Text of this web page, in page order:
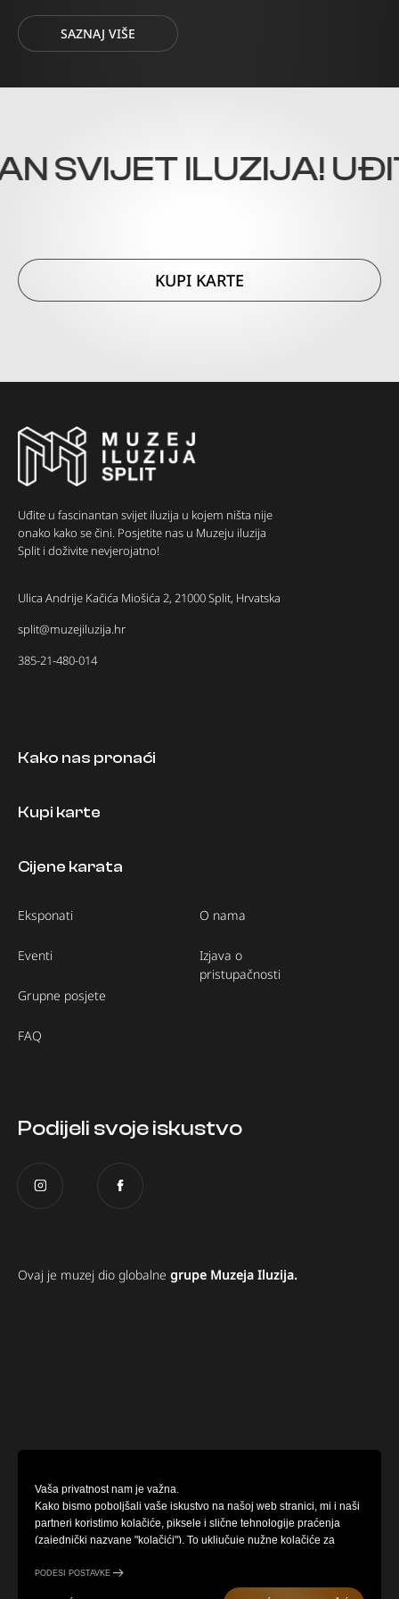
SAZNAJ VIŠE
SVIJET ILUZIJA!
KUPI KARTE
Uđite u fascinantan svijet iluzija u kojem ništa nije
onako kako se čini. Posjetite nas u Muzeju iluzija
Split i doživite nevjerojatno!
Ulica Andrije Kačića Miošića 2, 21000 Split, Hrvatska
split@muzejiluzija.hr
385-21-480-014
Kako nas pronaći
Kupi karte
Cijene karata
Eksponati
Eventi
Grupne posjete
FAQ
O nama
Izjava o
pristupačnosti
Podijeli svoje iskustvo
Ovaj je muzej dio globalne grupe Muzeja Iluzija.
Vaša privatnost nam je važna.
Kako bismo poboljšali vaše iskustvo na našoj web stranici, mi i naši
partneri koristimo kolačiće, piksele i slične tehnologije praćenja
(zajednički nazvane "kolačići"). To uključuje nužne kolačiće za
informacija od vas (poput klikova, pokreta kursora i snimki zaslona)
radi personaliziranja vašeg iskustva, analiziranja uzoraka uporabe i
PODESI POSTAVKE